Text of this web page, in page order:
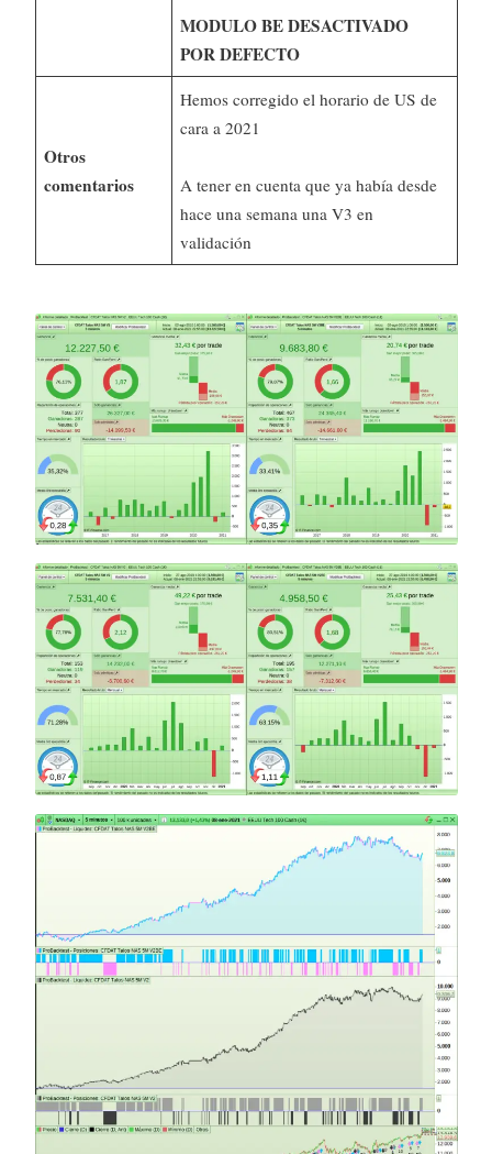
MODULO BE DESACTIVADO
POR DEFECTO
Otros
comentarios
Hemos corregido el horario de US de
cara a 2021
A tener en cuenta que ya había desde
hace una semana una V3 en
validación